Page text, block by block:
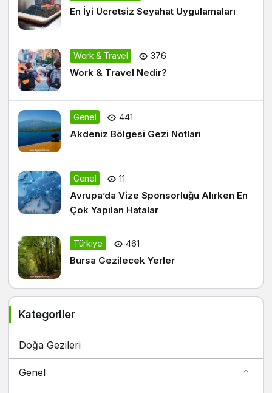
En İyi Ücretsiz Seyahat Uygulamaları
Work & Travel 376
Work & Travel Nedir?
Genel 441
Akdeniz Bölgesi Gezi Notları
Genel 11
Avrupa’da Vize Sponsorluğu Alırken En
Çok Yapılan Hatalar
Türkiye 461
Bursa Gezilecek Yerler
Kategoriler
Doğa Gezileri
Genel